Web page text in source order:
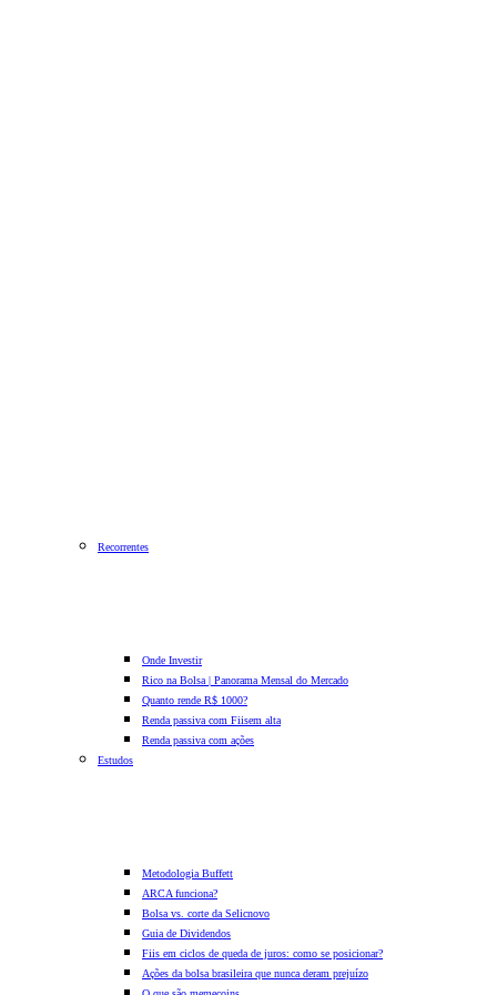
Recorrentes
Onde Investir
Rico na Bolsa | Panorama Mensal do Mercado
Quanto rende R$ 1000?
Renda passiva com Fiisem alta
Renda passiva com ações
Estudos
Metodologia Buffett
ARCA funciona?
Bolsa vs. corte da Selicnovo
Guia de Dividendos
Fiis em ciclos de queda de juros: como se posicionar?
Ações da bolsa brasileira que nunca deram prejuízo